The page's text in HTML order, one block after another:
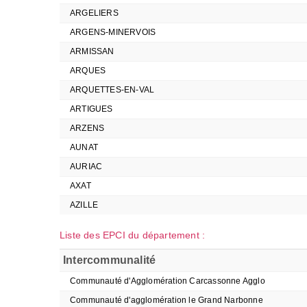
ARGELIERS
ARGENS-MINERVOIS
ARMISSAN
ARQUES
ARQUETTES-EN-VAL
ARTIGUES
ARZENS
AUNAT
AURIAC
AXAT
AZILLE
Liste des EPCI du département :
Intercommunalité
Communauté d'Agglomération Carcassonne Agglo
Communauté d'agglomération le Grand Narbonne